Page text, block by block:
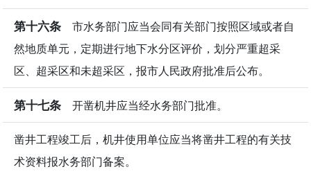
第十六条 市水务部门应当会同有关部门按照区域或者自
然地质单元，定期进行地下水分区评价，划分严重超采
区、超采区和未超采区，报市人民政府批准后公布。
第十七条 开凿机井应当经水务部门批准。
凿井工程竣工后，机井使用单位应当将凿井工程的有关技
术资料报水务部门备案。